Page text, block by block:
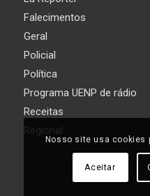
Falecimentos
Geral
Policial
Política
Programa UENP de rádio
Receitas
Regional
Nosso site usa cookies
Aceitar